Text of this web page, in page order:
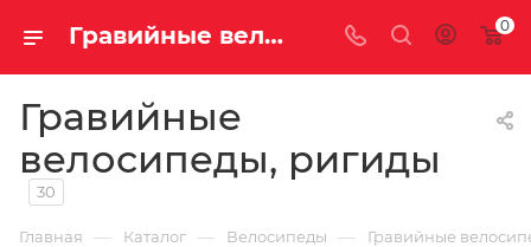
Гравийные велосипеды, ригиды купить недорого с доставкой 0
Гравийные
велосипеды, ригиды
30
Главная — Каталог — Велосипеды — Гравийные